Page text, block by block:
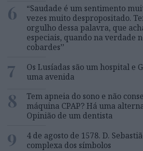
6
“Saudade é um sentimento
vezes muito despropositado.
orgulho dessa palavra, que
especiais, quando na verdade
cobardes’’
7
Os Lusíadas são um hospital e
uma avenida
8
Tem apneia do sono e não
máquina CPAP? Há uma
Opinião de um dentista
9
4 de agosto de 1578. D.
complexa dos símbolos